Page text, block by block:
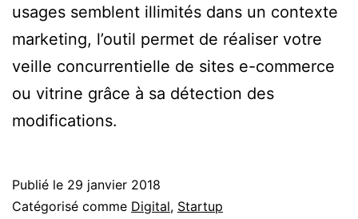
usages semblent illimités dans un contexte
marketing, l’outil permet de réaliser votre
veille concurrentielle de sites e-commerce
ou vitrine grâce à sa détection des
modifications.
Publié le 29 janvier 2018
Catégorisé comme Digital, Startup